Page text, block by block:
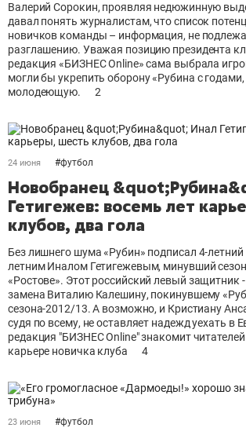
Валерий Сорокин, проявляя недюжинную
давал понять журналистам, что список
новичков команды – информация, не
разглашению. Уважая позицию президента
редакция «БИЗНЕС Online» сама выбрала
могли бы укрепить оборону «Рубина с
молодеющую.
2
24 июня #футбол
Новобранец
Гетигежев: восемь лет
клубов, два гола
Без лишнего шума «Рубин» подписал 4-летний
летним Иналом Гетигежевым, минувший
«Ростове». Этот российский левый защитник
замена Виталию Калешину, покинувшему
сезона-2012/13. А возможно, и Кристиану
судя по всему, не оставляет надежд уехать в
редакция "БИЗНЕС Online" знакомит
карьере новичка клуба
4
23 июня #футбол